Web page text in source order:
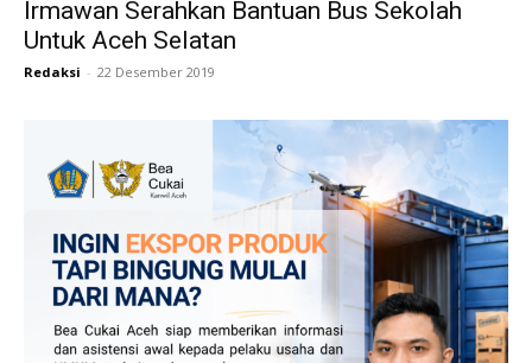
Irmawan Serahkan Bantuan Bus Sekolah
Untuk Aceh Selatan
Redaksi - 22 Desember 2019